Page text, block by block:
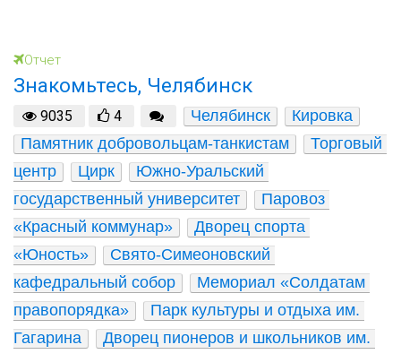
Отчет
Знакомьтесь, Челябинск
9035 4 Челябинск
Кировка
Памятник добровольцам-танкистам
Торговый
центр
Цирк
Южно-Уральский
государственный университет
Паровоз
«Красный коммунар»
Дворец спорта
«Юность»
Свято-Симеоновский
кафедральный собор
Мемориал «Солдатам
правопорядка»
Парк культуры и отдыха им.
Гагарина
Дворец пионеров и школьников им.